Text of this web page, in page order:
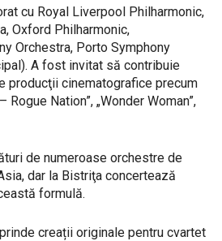
cu Royal Liverpool Philharmonic,
Oxford Philharmonic,
Orchestra, Porto Symphony
A fost invitat să contribuie
producţii cinematografice precum
Nation”, „Wonder Woman”,
de numeroase orchestre de
dar la Bistriţa concertează
formulă.
creații originale pentru cvartet